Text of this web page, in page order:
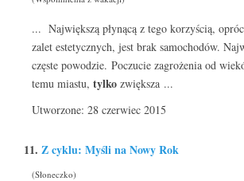
... Największą płynącą z tego korzyścią,
zalet estetycznych, jest brak samochodów.
częste powodzie. Poczucie zagrożenia od
temu miastu, tylko zwiększa ...
Utworzone: 28 czerwiec 2015
11. Z cyklu: Myśli na Nowy Rok
(Słoneczko)